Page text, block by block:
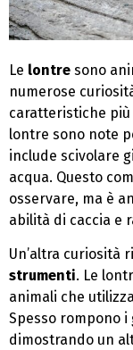
Le lontre sono
numerose
caratteristiche
lontre sono note
include scivolare
acqua. Questo
osservare, ma è
abilità di caccia e
Un’altra curiosità
strumenti. Le
animali che
Spesso rompono i
dimostrando un